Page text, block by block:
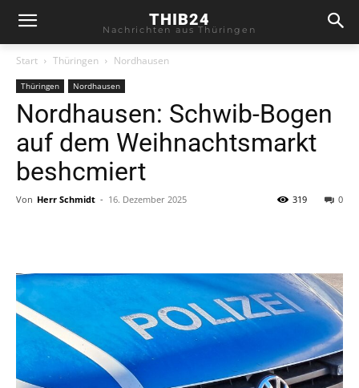
THIB24
Nachrichten aus Thüringen
Start Thüringen Nordhausen
Thüringen Nordhausen
Nordhausen: Schwib-Bogen
auf dem Weihnachtsmarkt
beshcmiert
Von Herr Schmidt - 16. Dezember 2025 0
319